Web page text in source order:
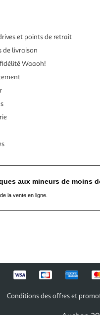
et points de retrait
de livraison
Waaoh!
aux mineurs de moins
la vente en ligne.
Conditions des offres et